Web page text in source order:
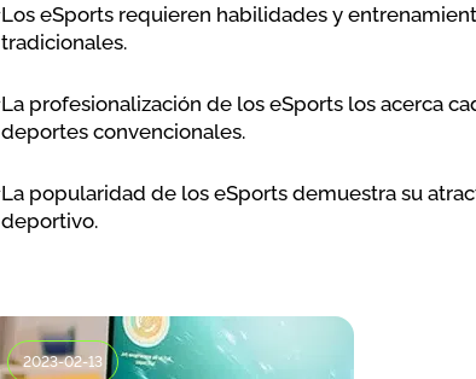
Los eSports requieren habilidades y
tradicionales.
La profesionalización de los eSports los acerca
deportes convencionales.
La popularidad de los eSports demuestra su
deportivo.
2023-02-13